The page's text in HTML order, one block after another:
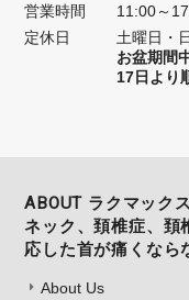
営業時間
11:00～
定休日
土曜日・
お盆期間
17日より
ABOUT ラクマック
ネック、頚椎症、頚
応した首が痛くなら
About Us